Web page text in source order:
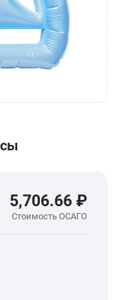
5,706.66 ₽
Стоимость ОСАГО